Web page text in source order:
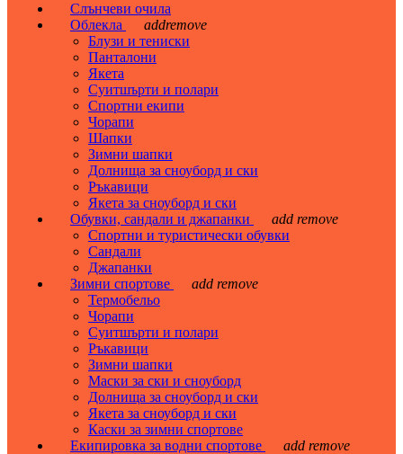
Слънчеви очила
Облекла
addremove
Блузи и тениски
Панталони
Якета
Суитшърти и полари
Спортни екипи
Чорапи
Шапки
Зимни шапки
Долнища за сноуборд и ски
Ръкавици
Якета за сноуборд и ски
Обувки, сандали и джапанки
add remove
Спортни и туристически обувки
Сандали
Джапанки
Зимни спортове
add remove
Термобельо
Чорапи
Суитшърти и полари
Ръкавици
Зимни шапки
Маски за ски и сноуборд
Долнища за сноуборд и ски
Якета за сноуборд и ски
Каски за зимни спортове
Екипировка за водни спортове
add remove